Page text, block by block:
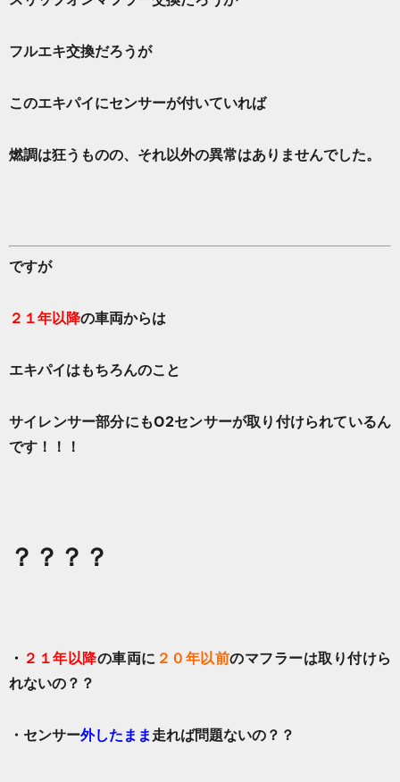
フルエキ交換だろうが
このエキパイにセンサーが付いていれば
燃調は狂うものの、それ以外の異常はありませんでした。
ですが
２１年以降の車両からは
エキパイはもちろんのこと
サイレンサー部分にもO2センサーが取り付けられているん
です！！！
？？？？
・ ２１年以降の車両に ２０年以前のマフラーは取り付けら
れないの？？
・センサー外したまま走れば問題ないの？？